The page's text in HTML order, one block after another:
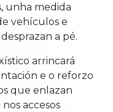
unha medida
vehículos e
a pé.
arrincará
e o reforzo
que enlazan
accesos